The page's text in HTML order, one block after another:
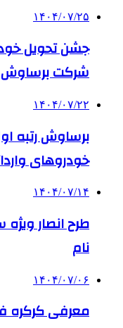
۱۴۰۴/۰۷/۲۵
جشن تحویل
شرکت برساوش
۱۴۰۴/۰۷/۲۲
برساوش رتبه
خودروهای
۱۴۰۴/۰۷/۱۴
نام
۱۴۰۴/۰۷/۰۶